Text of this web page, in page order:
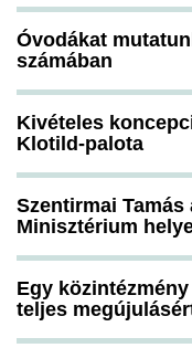
Óvodákat
számában
Kivételes
Klotild-palota
Szentirmai
Minisztérium
Egy
teljes